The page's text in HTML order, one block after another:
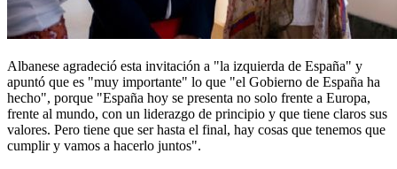
Albanese agradeció esta invitación a "la izquierda de España" y
apuntó que es "muy importante" lo que "el Gobierno de España ha
hecho", porque "España hoy se presenta no solo frente a Europa,
frente al mundo, con un liderazgo de principio y que tiene claros sus
valores. Pero tiene que ser hasta el final, hay cosas que tenemos que
cumplir y vamos a hacerlo juntos".